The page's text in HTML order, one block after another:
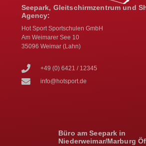
Seepark, Gleitschirmzentrum und
Agency:
Hot Sport Sportschulen GmbH
Am Weimarer See 10
35096 Weimar (Lahn)
+49 (0) 6421 / 12345
info@hotsport.de
Büro am Seepark in
Niederweimar/Marburg